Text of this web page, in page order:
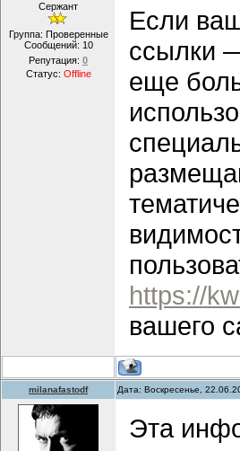
Сержант
Группа: Проверенные
Сообщений: 10
Репутация: 0
Статус: Offline
Если
ссылки
еще
https://
вашего
milanafastodf Дата: Воскресенье,
Эта